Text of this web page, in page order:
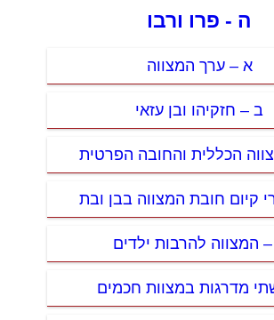
ה - פרו ורבו
א – ערך המצווה
ב – חזקיהו ובן עזאי
הכללית והחובה הפרטית
קיום חובת המצווה בבן ובת
המצווה להרבות ילדים
מדרגות במצוות חכמים